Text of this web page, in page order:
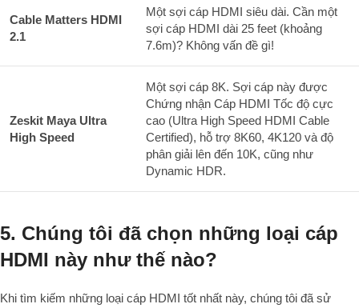
Cable Matters HDMI
2.1
Một sợi cáp HDMI siêu dài. Cần một
sợi cáp HDMI dài 25 feet (khoảng
7.6m)? Không vấn đề gì!
Zeskit Maya Ultra
High Speed
Một sợi cáp 8K. Sợi cáp này được
Chứng nhận Cáp HDMI Tốc độ cực
cao (Ultra High Speed HDMI Cable
Certified), hỗ trợ 8K60, 4K120 và độ
phân giải lên đến 10K, cũng như
Dynamic HDR.
5. Chúng tôi đã chọn những loại cáp
HDMI này như thế nào?
Khi tìm kiếm những loại cáp HDMI tốt nhất này, chúng tôi đã sử